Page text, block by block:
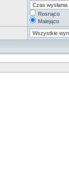
Rosnąco
Malejąco